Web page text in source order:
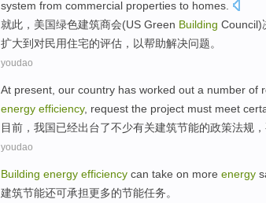
system from commercial properties to homes
就此， 美国绿色建筑商会(US Green Building Council)
扩大到 对民用住宅的评估，以帮助解决问题。
youdao
At present our country has worked out a number of
energy efficiency, request the project must meet
目前 ， 我国已经出台了不少有关建筑节能的政策法规 ，
youdao
Building energy efficiency can take on more energy
建筑节能还可承担更多的节能任务。